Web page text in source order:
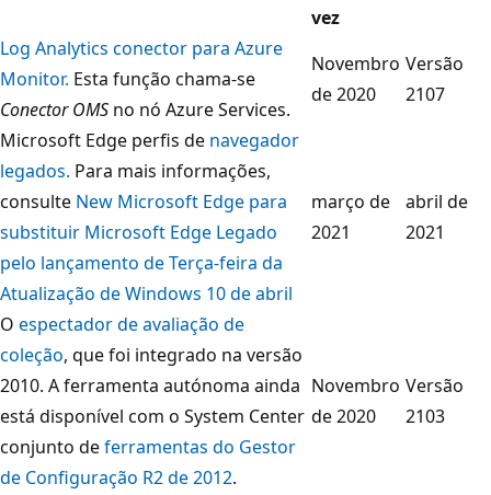
vez
Log Analytics conector para Azure
Monitor. Esta função chama-se
Conector OMS no nó Azure Services.
Novembro
de 2020
Versão
2107
Microsoft Edge perfis de navegador
legados. Para mais informações,
consulte New Microsoft Edge para
substituir Microsoft Edge Legado
pelo lançamento de Terça-feira da
Atualização de Windows 10 de abril
março de
2021
abril de
2021
O espectador de avaliação de
coleção, que foi integrado na versão
2010. A ferramenta autónoma ainda
está disponível com o System Center
conjunto deferramentas do Gestor
de Configuração R2 de 2012.
Novembro
de 2020
Versão
2103